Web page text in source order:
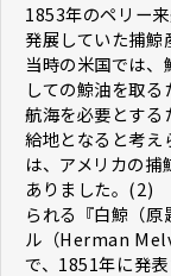
1853年のペリー
発展していた捕鯨
当時の米国では
しての鯨油を取
航海を必要とする
給地となると考
は、アメリカの
ありました。(2)
られる『白鯨（
ル（Herman
で、1851年に発